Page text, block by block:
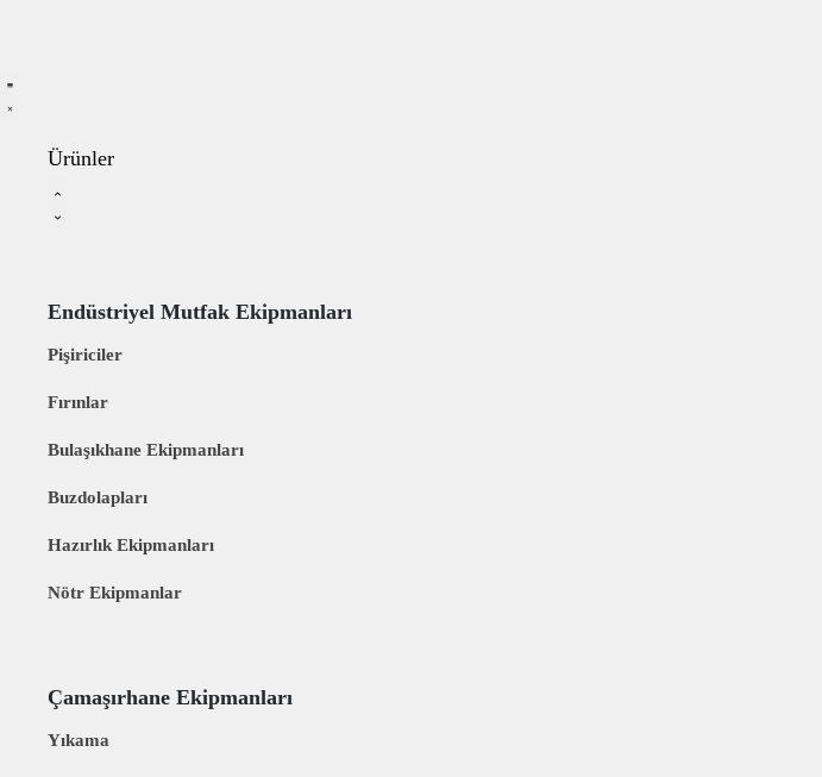
Ürünler
Endüstriyel Mutfak Ekipmanları
Pişiriciler
Fırınlar
Bulaşıkhane Ekipmanları
Buzdolapları
Hazırlık Ekipmanları
Nötr Ekipmanlar
Çamaşırhane Ekipmanları
Yıkama